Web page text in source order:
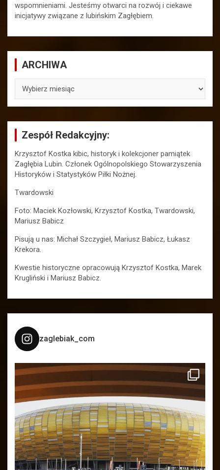
wspomnieniami. Jesteśmy otwarci na rozwój i ciekawe
inicjatywy związane z lubińskim Zagłębiem.
ARCHIWA
Zespół Redakcyjny:
Krzysztof Kostka kibic, historyk i kolekcjoner pamiątek
Zagłębia Lubin. Członek Ogólnopolskiego Stowarzyszenia
Historyków i Statystyków Piłki Nożnej.
Twardowski
Foto: Maciek Kozłowski, Krzysztof Kostka, Twardowski,
Mariusz Babicz
Pisują u nas: Michał Szczygieł, Mariusz Babicz, Łukasz
Krekora.
Kwestie historyczne opracowują Krzysztof Kostka, Marek
Krugliński i Mariusz Babicz.
zaglebiak_com